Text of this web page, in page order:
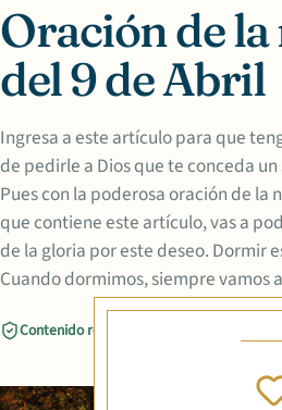
Oración de la
del 9 de Abril
Ingresa a este artículo para que
de pedirle a Dios que te conceda
Pues con la poderosa oración de la
que contiene este artículo, vas a
de la gloria por este deseo. Dormir
Cuando dormimos, siempre vamos
Contenido revisado